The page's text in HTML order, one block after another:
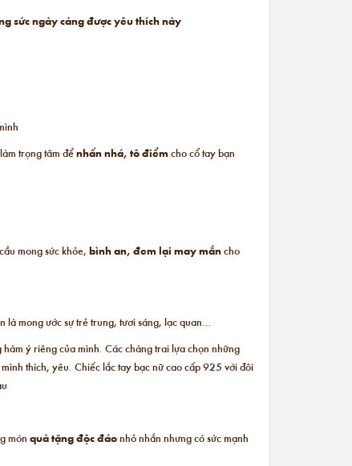
sức ngày càng được yêu thích này
trọng tâm đểnhấn nhá, tô điểmcho cổ tay bạn
mong sức khỏe,bình an, đem lại may mắncho
là mong ước sự trẻ trung, tươi sáng, lạc quan…
ý riêng của mình. Các chàng trai lựa chọn những
thích, yêu. Chiếclắc tay bạc nữ cao cấp925 với đôi
mónquà tặng độc đáonhỏ nhắn nhưng có sức mạnh